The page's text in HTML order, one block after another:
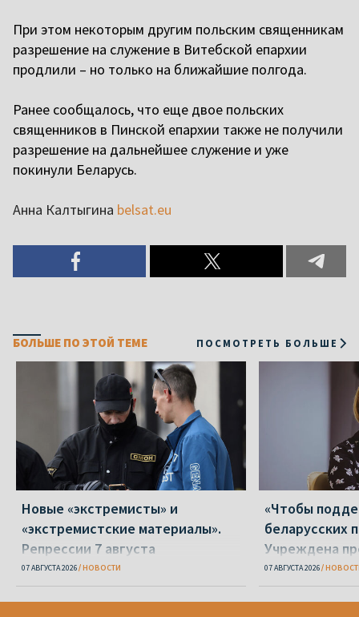
При этом некоторым другим польским священникам
разрешение на служение в Витебской епархии
продлили – но только на ближайшие полгода.
Ранее сообщалось, что еще двое польских
священников в Пинской епархии также не получили
разрешение на дальнейшее служение и уже
покинули Беларусь.
Анна Калтыгина belsat.eu
БОЛЬШЕ ПО ЭТОЙ ТЕМЕ ПОСМОТРЕТЬ БОЛЬШЕ
Новые «экстремисты» и
«экстремистские материалы».
Репрессии 7 августа
07 АВГУСТА 2026 НОВОСТИ
«Чтобы
беларусских
Учреждена
Вежновец
07 АВГУСТА 2026